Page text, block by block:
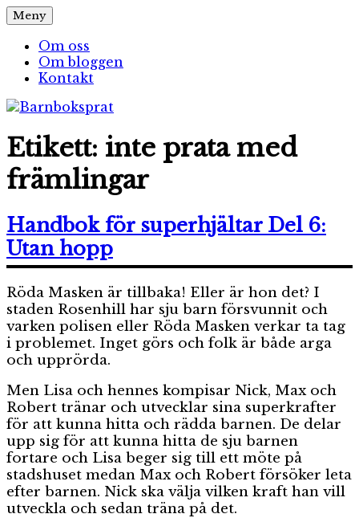
Hoppa
till
innehåll
Barnboksprat
– en blogg om barnböcker
Meny
Om oss
Om bloggen
Kontakt
Etikett: inte prata med
främlingar
Handbok för superhjältar Del 6:
Utan hopp
Röda Masken är tillbaka! Eller är hon det? I
staden Rosenhill har sju barn försvunnit och
varken polisen eller Röda Masken verkar ta tag
i problemet. Inget görs och folk är både arga
och upprörda.
Men Lisa och hennes kompisar Nick, Max och
Robert tränar och utvecklar sina superkrafter
för att kunna hitta och rädda barnen. De delar
upp sig för att kunna hitta de sju barnen
fortare och Lisa beger sig till ett möte på
stadshuset medan Max och Robert försöker leta
efter barnen. Nick ska välja vilken kraft han vill
utveckla och sedan träna på det.